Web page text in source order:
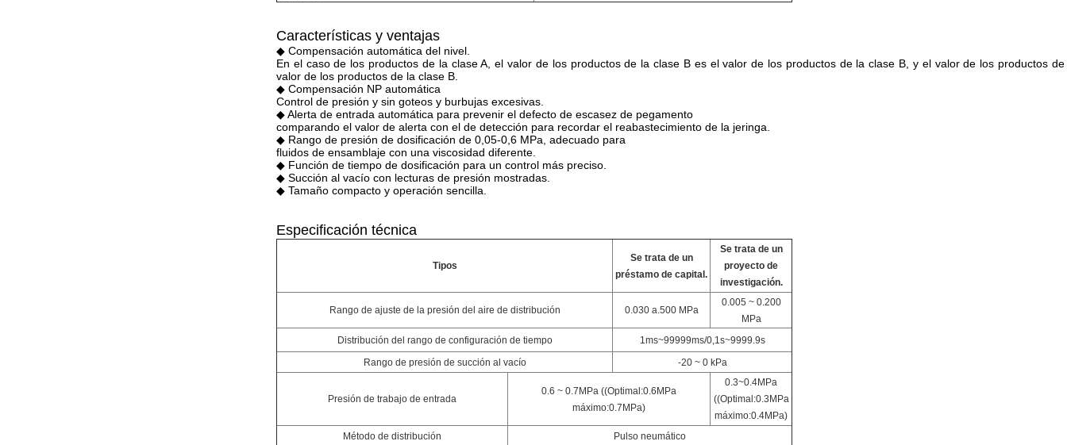
Características y ventajas
◆ Compensación automática del nivel.
En el caso de los productos de la clase A, el valor de los productos de la clase B es el valor de los productos de la clase B, y el valor de los productos
valor de los productos de la clase B.
◆ Compensación NP automática
Control de presión y sin goteos y burbujas excesivas.
◆ Alerta de entrada automática para prevenir el defecto de escasez de pegamento
comparando el valor de alerta con el de detección para recordar el reabastecimiento de la jeringa.
◆ Rango de presión de dosificación de 0,05-0,6 MPa, adecuado para
fluidos de ensamblaje con una viscosidad diferente.
◆ Función de tiempo de dosificación para un control más preciso.
◆ Succión al vacío con lecturas de presión mostradas.
◆ Tamaño compacto y operación sencilla.
Especificación técnica
Tipos
Se trata de un
préstamo de capital.
Se trata de un
proyecto de
investigación.
Rango de ajuste de la presión del aire de distribución 0.030 a.500 MPa
0.005 ~ 0.200
MPa
Distribución del rango de configuración de tiempo
1ms~99999ms/0,1s~9999.9s
Rango de presión de succión al vacío
-20 ~ 0 kPa
Presión de trabajo de entrada
0.6 ~ 0.7MPa ((Optimal:0.6MPa
máximo:0.7MPa)
0.3~0.4MPa
((Optimal:0.3MPa
máximo:0.4MPa)
Método de distribución
Pulso neumático